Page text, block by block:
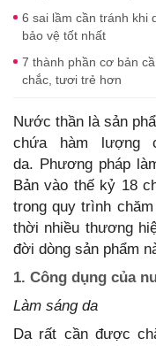
6 sai lầm cần tránh khi
bảo vệ tốt nhất
7 thành phần cơ bản
chắc, tươi trẻ hơn
Nước thần là sản
chứa hàm lượng
da. Phương pháp
Bản vào thế kỷ 18
trong quy trình
thời nhiều thương
đời dòng sản phẩm
1. Công dụng của
Làm sáng da
Da rất cần được